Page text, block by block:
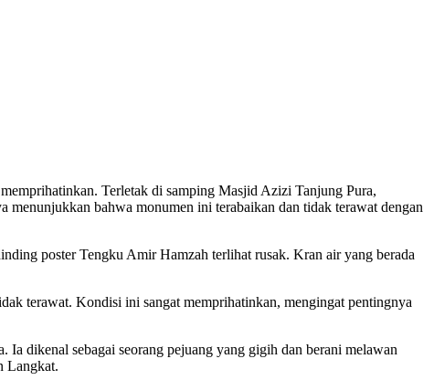
Terletak di samping Masjid Azizi Tanjung Pura,
menunjukkan bahwa monumen ini terabaikan dan tidak terawat dengan
poster Tengku Amir Hamzah terlihat rusak. Kran air yang berada
terawat. Kondisi ini sangat memprihatinkan, mengingat pentingnya
Ia dikenal sebagai seorang pejuang yang gigih dan berani melawan
Langkat.